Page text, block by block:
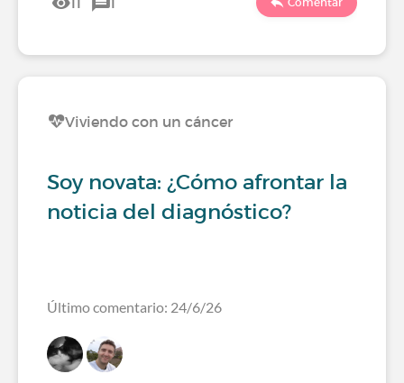
Viviendo con un cáncer
Soy novata: ¿Cómo afrontar la
noticia del diagnóstico?
Último comentario: 24/6/26